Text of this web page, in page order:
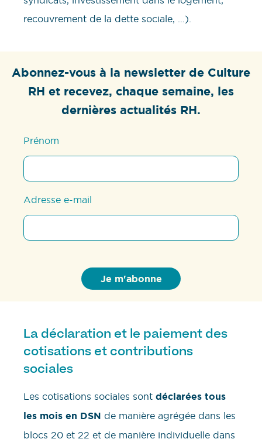
recouvrement de la dette sociale, …).
Abonnez-vous à la newsletter de Culture
RH et recevez, chaque semaine, les
dernières actualités RH.
Prénom
Adresse e-mail
La déclaration et le paiement des
cotisations et contributions
sociales
Les cotisations sociales sont déclarées tous
les mois en DSN de manière agrégée dans les
blocs 20 et 22 et de manière individuelle dans